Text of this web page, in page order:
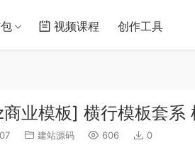
视频课程 创作工具
业模板] 横行模板套系
建站源码 606 0